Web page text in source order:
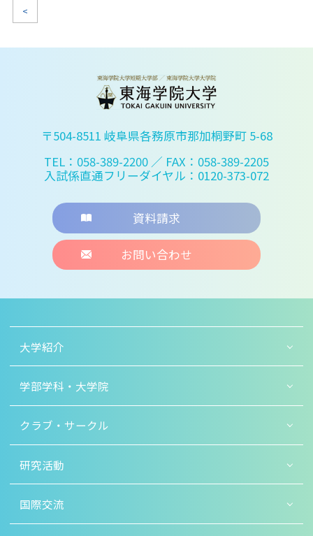
<
〒504-8511 岐阜県各務原市那加桐野町 5-68
TEL：058-389-2200 ／ FAX：058-389-2205
入試係直通フリーダイヤル：0120-373-072
資料請求
お問い合わせ
大学紹介
学部学科・大学院
クラブ・サークル
研究活動
国際交流